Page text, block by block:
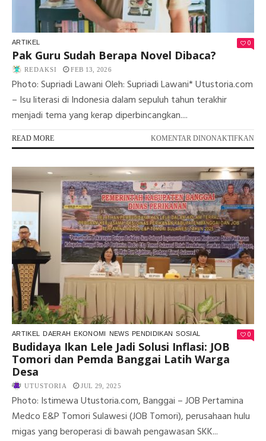
ARTIKEL 0
Pak Guru Sudah Berapa Novel Dibaca?
REDAKSI FEB 13, 2026
Photo: Supriadi Lawani Oleh: Supriadi Lawani* Utustoria.com
– Isu literasi di Indonesia dalam sepuluh tahun terakhir
menjadi tema yang kerap diperbincangkan....
READ MORE KOMENTAR DINONAKTIFKAN
ARTIKEL DAERAH EKONOMI NEWS PENDIDIKAN SOSIAL 0
Budidaya Ikan Lele Jadi Solusi Inflasi: JOB
Tomori dan Pemda Banggai Latih Warga
Desa
UTUSTORIA JUL 29, 2025
Photo: Istimewa Utustoria.com, Banggai – JOB Pertamina
Medco E&P Tomori Sulawesi (JOB Tomori), perusahaan hulu
migas yang beroperasi di bawah pengawasan SKK...